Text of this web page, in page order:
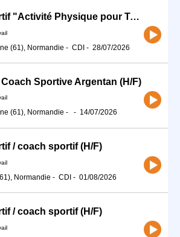
Educateur sportif "Activité Physique pour Tous" (H/F)
(61), Normandie - CDI - 28/07/2026
Sportive Argentan (H/F)
(61), Normandie - - 14/07/2026
/ coach sportif (H/F)
Normandie - CDI - 01/08/2026
/ coach sportif (H/F)